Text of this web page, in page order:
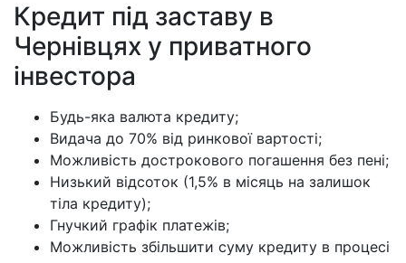
Кредит під заставу в
Чернівцях у приватного
інвестора
Будь-яка валюта кредиту;
Видача до 70% від ринкової вартості;
Можливість дострокового погашення без пені;
Низький відсоток (1,5% в місяць на залишок
тіла кредиту);
Гнучкий графік платежів;
Можливість збільшити суму кредиту в процесі